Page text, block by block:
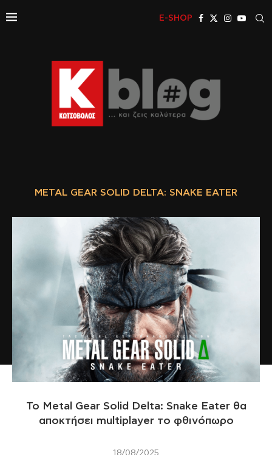
E-SHOP
METAL GEAR SOLID DELTA: SNAKE EATER
Το Metal Gear Solid Delta: Snake Eater θα
αποκτήσει multiplayer το φθινόπωρο
18/08/2025